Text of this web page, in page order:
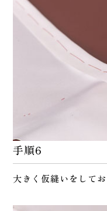
手順6
大きく仮縫いをして